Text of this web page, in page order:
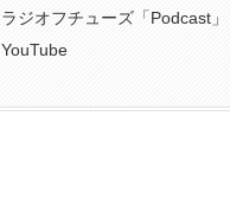
ラジオフチューズ「Podcast」
YouTube